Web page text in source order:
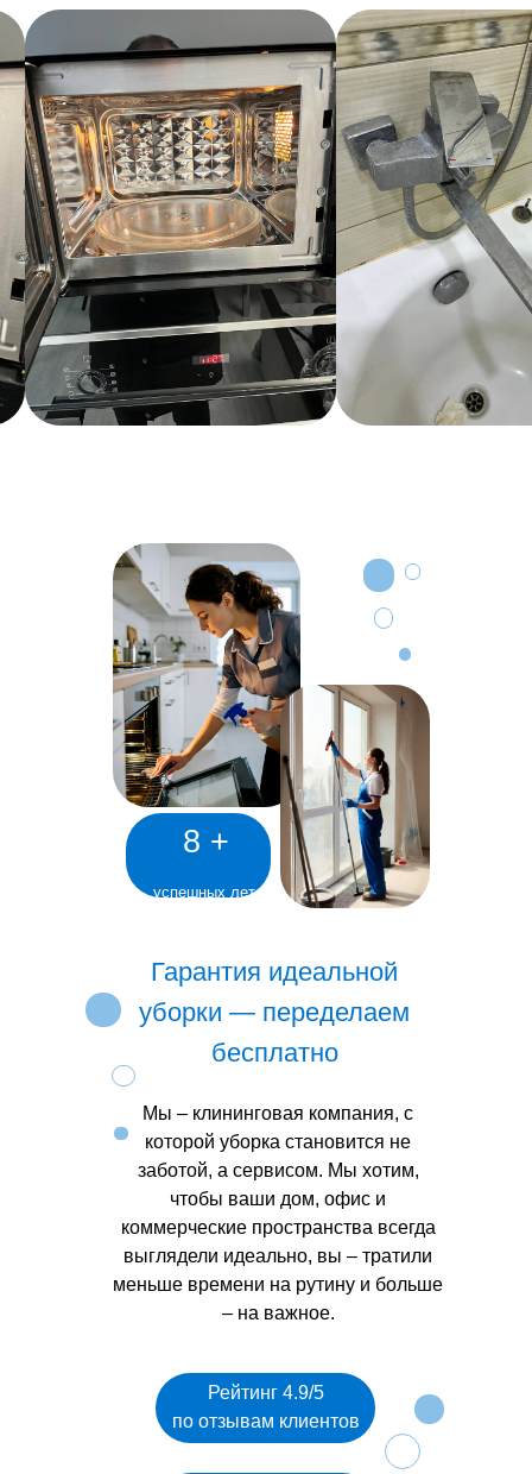
Мы – клининговая компания, с
которой уборка становится не
заботой, а сервисом. Мы хотим,
чтобы ваши дом, офис и
коммерческие пространства всегда
выглядели идеально, вы – тратили
меньше времени на рутину и больше
– на важное.
Гарантия идеальной
уборки — переделаем
бесплатно
8 +
успешных лет
Рейтинг 4.9/5
по отзывам клиентов